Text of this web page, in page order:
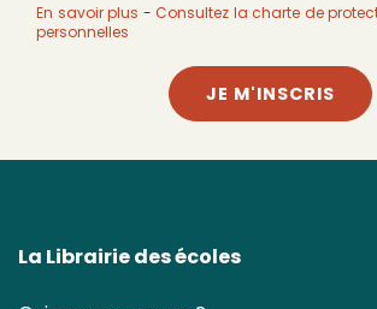
En savoir plus - Consultez la charte de
personnelles
JE M'INSCRIS
La Librairie des écoles